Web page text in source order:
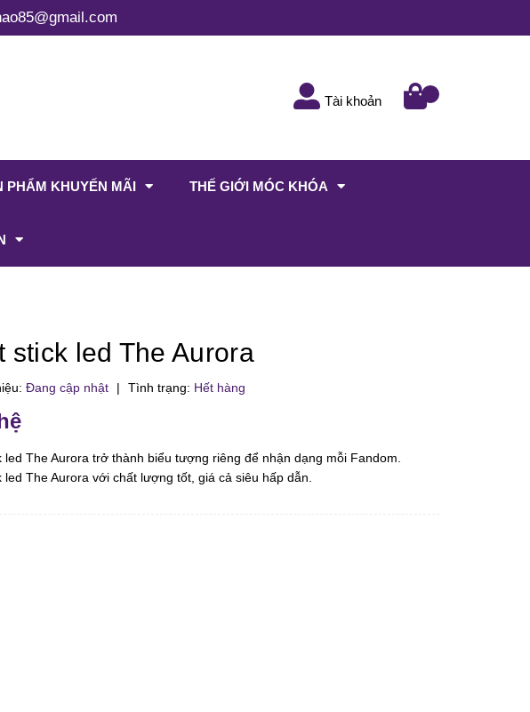
Tài khoản
PHẨM KHUYẾN MÃI THẾ GIỚI MÓC KHÓA
stick led The Aurora
Đang cập nhật | Tình trạng: Hết hàng
led The Aurora trở thành biểu tượng riêng để nhận dạng mỗi Fandom.
led The Aurora với chất lượng tốt, giá cả siêu hấp dẫn.